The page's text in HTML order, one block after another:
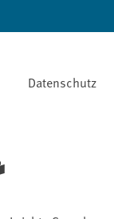
Datenschutz